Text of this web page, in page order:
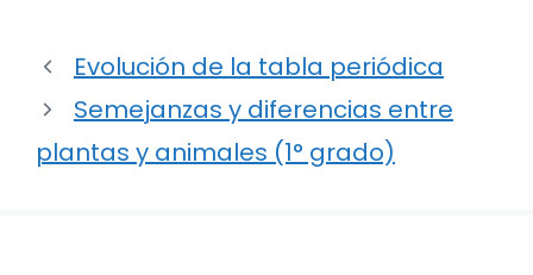
Evolución de la tabla periódica
Semejanzas y diferencias entre
plantas y animales (1° grado)